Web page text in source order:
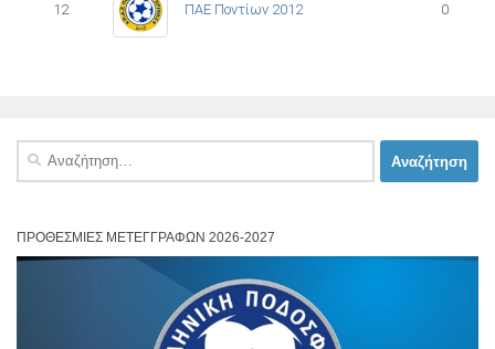
12 ΠΑΕ Ποντίων 2012 0
Αναζήτηση
ΠΡΟΘΕΣΜΊΕΣ ΜΕΤΕΓΓΡΑΦΏΝ 2026-2027